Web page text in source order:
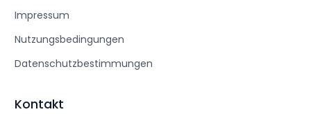
Impressum
Nutzungsbedingungen
Datenschutzbestimmungen
Kontakt